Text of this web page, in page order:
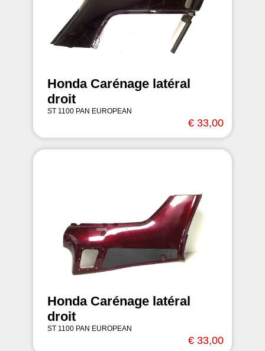
Honda Carénage latéral
droit
ST 1100 PAN EUROPEAN
€ 33,00
Honda Carénage latéral
droit
ST 1100 PAN EUROPEAN
€ 33,00